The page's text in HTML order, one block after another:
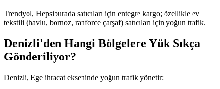
Trendyol, Hepsiburada satıcıları için entegre kargo; özellikle ev
tekstili (havlu, bornoz, ranforce çarşaf) satıcıları için yoğun trafik.
Denizli'den Hangi Bölgelere Yük Sıkça
Gönderiliyor?
Denizli, Ege ihracat ekseninde yoğun trafik yönetir: